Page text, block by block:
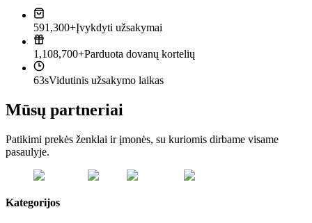
591,300+Įvykdyti užsakymai
1,108,700+Parduota dovanų kortelių
63sVidutinis užsakymo laikas
Mūsų partneriai
Patikimi prekės ženklai ir įmonės, su kuriomis dirbame visame
pasaulyje.
Kategorijos